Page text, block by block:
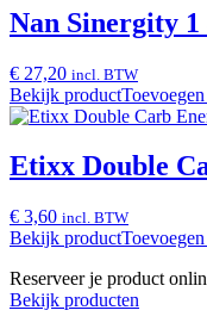
Nan Sinergity 1
€ 27,20 incl. BTW
Bekijk product
Etixx Double
€ 3,60 incl. BTW
Bekijk product
Reserveer je product
Bekijk producten